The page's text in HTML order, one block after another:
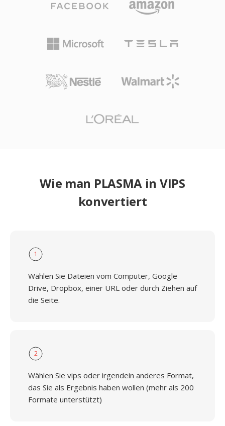
Wie man PLASMA in VIPS
konvertiert
1
Wählen Sie Dateien vom Computer, Google
Drive, Dropbox, einer URL oder durch Ziehen auf
die Seite.
2
Wählen Sie vips oder irgendein anderes Format,
das Sie als Ergebnis haben wollen (mehr als 200
Formate unterstützt)